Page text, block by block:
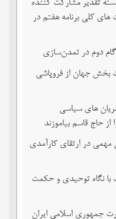
تقدیر مشارکت کننده
کلی برنامه هفتم در
گام دوم در تمدن‌سازی
جهان از فروپاشی
های سیاسی
حاج قاسم بیاموزند
مهمی در ارتقای کارآمدی
نگاه توحیدی و حکمت
جمهوری اسلامی ایران